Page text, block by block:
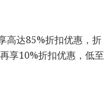
高达85%折扣优惠，折
享10%折扣优惠，低至